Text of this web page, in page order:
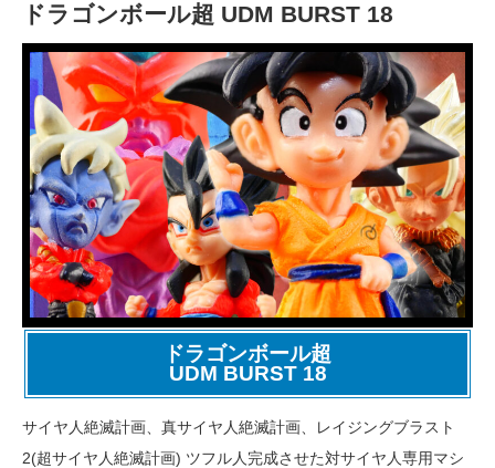
ドラゴンボール超 UDM BURST 18
ドラゴンボール超
UDM BURST 18
サイヤ人絶滅計画、真サイヤ人絶滅計画、レイジングブラスト
2(超サイヤ人絶滅計画) ツフル人完成させた対サイヤ人専用マシ